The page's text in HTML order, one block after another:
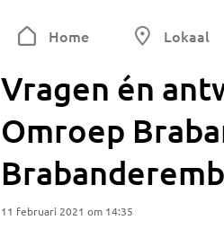
Home Lokaal
Vragen én
Omroep
11 februari 2021 om 14:35